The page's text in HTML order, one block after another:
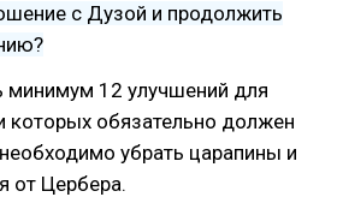
с Дузой и продолжить
минимум 12 улучшений для
которых обязательно должен
убрать царапины и
от Цербера.